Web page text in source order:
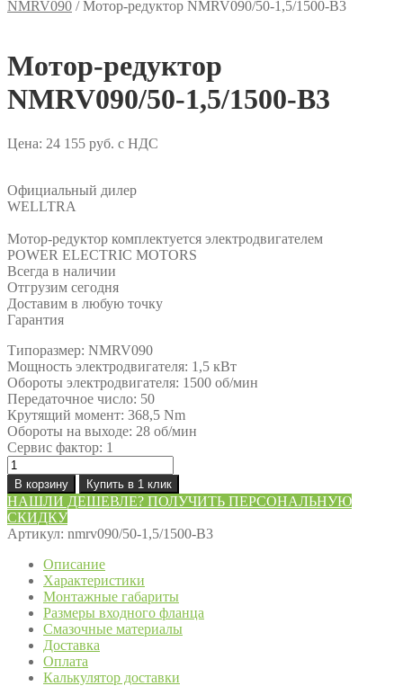
NMRV090 /Мотор-редуктор NMRV090/50-1,5/1500-В3
Мотор-редуктор
NMRV090/50-1,5/1500-В3
Цена: 24 155 руб. с НДС
Официальный дилер
WELLTRA
Мотор-редуктор комплектуется электродвигателем
POWER ELECTRIC MOTORS
Всегда в наличии
Отгрузим сегодня
Доставим в любую точку
Гарантия
Типоразмер: NMRV090
Мощность электродвигателя: 1,5 кВт
Обороты электродвигателя: 1500 об/мин
Передаточное число: 50
Крутящий момент: 368,5 Nm
Обороты на выходе: 28 об/мин
Сервис фактор: 1
Количество
товара
Мотор-
редуктор
NMRV090/50-
1,5/1500-
В корзину Купить в 1 клик
НАШЛИ ДЕШЕВЛЕ? ПОЛУЧИТЬ ПЕРСОНАЛЬНУЮ
СКИДКУ
Артикул: nmrv090/50-1,5/1500-В3
Описание
Характеристики
Монтажные габариты
Размеры входного фланца
Смазочные материалы
Доставка
Оплата
Калькулятор доставки